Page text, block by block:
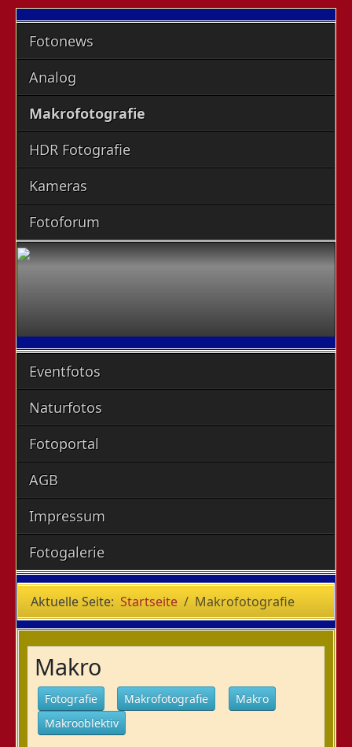
Fotonews
Analog
Makrofotografie
HDR Fotografie
Kameras
Fotoforum
Eventfotos
Naturfotos
Fotoportal
AGB
Impressum
Fotogalerie
Aktuelle Seite: Startseite Makrofotografie
Makro
Fotografie Makrofotografie
Makro
Makrooblektiv